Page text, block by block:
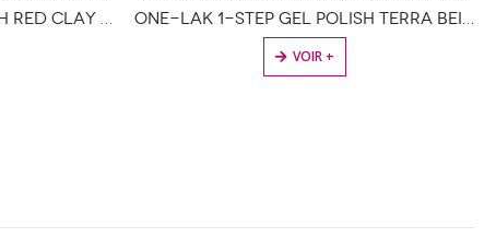
I-LAK SOAK OFF GEL POLISH RED CLAY 11ML ONE-LAK 1-STEP GEL POLISH TERRA BEIGE – 5ML
VOIR +